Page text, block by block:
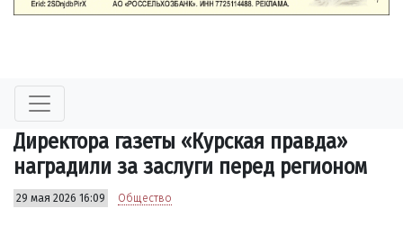
Директора газеты «Курская правда»
наградили за заслуги перед регионом
29 мая 2026 16:09 Общество